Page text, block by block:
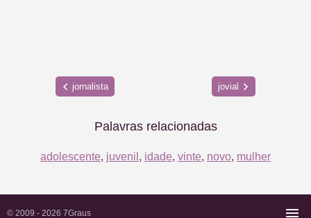
jornalista jovial
Palavras relacionadas
adolescente, juvenil , idade, vinte, novo, mulher
© 2009 - 2026 7Graus